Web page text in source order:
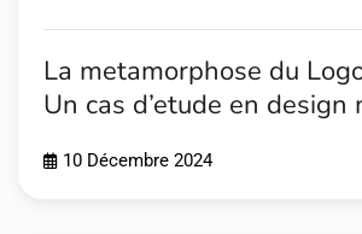
La metamorphose du
Un cas d’etude en
10 Décembre 2024